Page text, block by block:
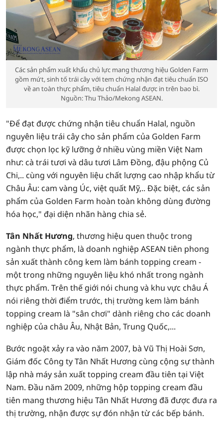
Các sản phẩm xuất khẩu chủ lực mang thương hiệu Golden Farm
gồm mứt, sinh tố trái cây với tem chứng nhận đạt tiêu chuẩn ISO
về an toàn thực phẩm, tiêu chuẩn Halal được in trên bao bì.
Nguồn: Thu Thảo/Mekong ASEAN.
"Để đạt được chứng nhận tiêu chuẩn Halal, nguồn
nguyên liệu trái cây cho sản phẩm của Golden Farm
được chọn lọc kỹ lưỡng ở nhiều vùng miền Việt Nam
như: cà trái tươi và dâu tươi Lâm Đồng, đậu phộng Củ
Chi,.. cùng với nguyên liệu chất lượng cao nhập khẩu từ
Châu Âu: cam vàng Úc, việt quất Mỹ,.. Đặc biệt, các sản
phẩm của Golden Farm hoàn toàn không dùng đường
hóa học," đại diện nhãn hàng chia sẻ.
Tân Nhất Hương, thương hiệu quen thuộc trong
ngành thực phẩm, là doanh nghiệp ASEAN tiên phong
sản xuất thành công kem làm bánh topping cream -
một trong những nguyên liệu khó nhất trong ngành
thực phẩm. Trên thế giới nói chung và khu vực châu Á
nói riêng thời điểm trước, thị trường kem làm bánh
topping cream là "sân chơi" dành riêng cho các doanh
nghiệp của châu Âu, Nhật Bản, Trung Quốc,...
Bước ngoặt xảy ra vào năm 2007, bà Vũ Thị Hoài Sơn,
Giám đốc Công ty Tân Nhất Hương cùng cộng sự thành
lập nhà máy sản xuất topping cream đầu tiên tại Việt
Nam. Đầu năm 2009, những hộp topping cream đầu
tiên mang thương hiệu Tân Nhất Hương đã được đưa ra
thị trường, nhận được sự đón nhận từ các bếp bánh.